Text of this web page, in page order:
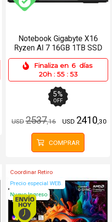
y Pagos)
Notebook Gigabyte X16
Ryzen AI 7 16GB 1TB SSD
RTX5060 8GB
Finaliza en 6 días
20h : 55 : 53
5%
OFF
USD2537,16 USD 2410 ,30
COMPRAR
antes de 13Hs.
Coordinar Retiro
Precio especial WEB.
Nuevo Ingreso
Envío hoy.